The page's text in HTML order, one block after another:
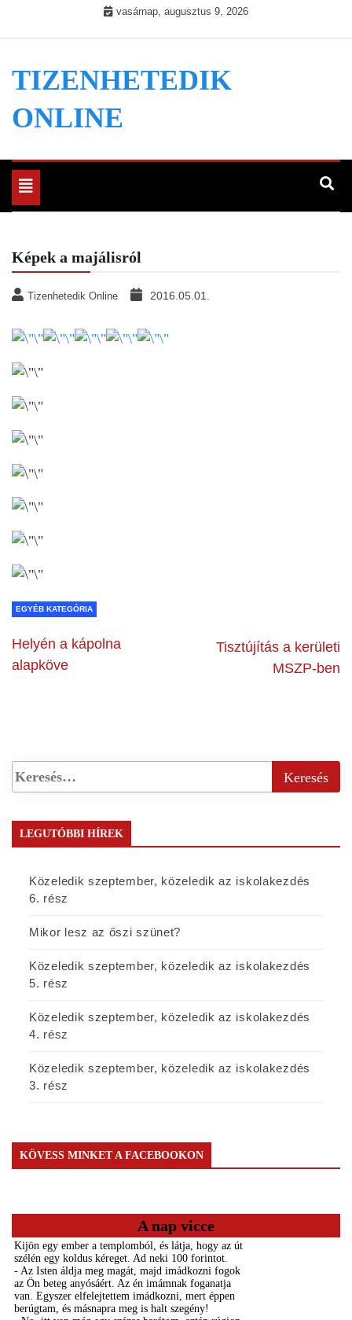
vasárnap, augusztus 9, 2026
TIZENHETEDIK
ONLINE
Toggle
navigation
Képek a majálisról
Tizenhetedik Online 2016.05.01.
EGYÉB KATEGÓRIA
Helyén a kápolna
alapköve
Tisztújítás a kerületi
MSZP-ben
LEGUTÓBBI HÍREK
Közeledik szeptember, közeledik az iskolakezdés
6. rész
Mikor lesz az őszi szünet?
Közeledik szeptember, közeledik az iskolakezdés
5. rész
Közeledik szeptember, közeledik az iskolakezdés
4. rész
Közeledik szeptember, közeledik az iskolakezdés
3. rész
KÖVESS MINKET A FACEBOOKON
A nap vicce